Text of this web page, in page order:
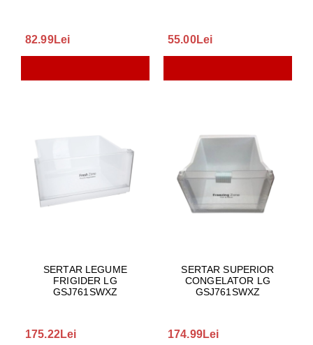
82.99Lei 55.00Lei
SERTAR LEGUME
FRIGIDER LG
GSJ761SWXZ
175.22Lei
SERTAR SUPERIOR
CONGELATOR LG
GSJ761SWXZ
174.99Lei